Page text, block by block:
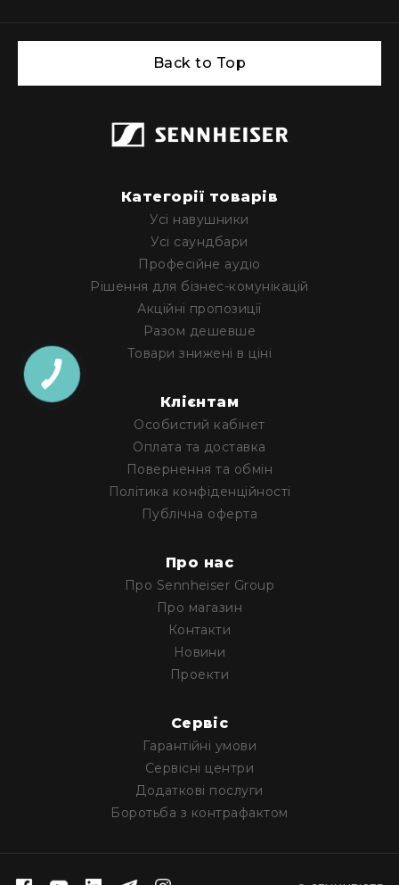
Back to Top
Категорії товарів
Усі навушники
Усі саундбари
Професійне аудіо
Рішення для бізнес-комунікацій
Акційні пропозиції
Разом дешевше
Товари знижені в ціні
Клієнтам
Особистий кабінет
Оплата та доставка
Повернення та обмін
Політика конфіденційності
Публічна оферта
Про нас
Про Sennheiser Group
Про магазин
Контакти
Новини
Проекти
Cервіс
Гарантійні умови
Сервісні центри
Додаткові послуги
Боротьба з контрафактом